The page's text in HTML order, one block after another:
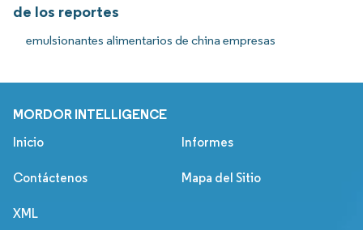
de los reportes
emulsionantes alimentarios de china empresas
MORDOR INTELLIGENCE
Inicio Informes
Contáctenos Mapa del Sitio
XML